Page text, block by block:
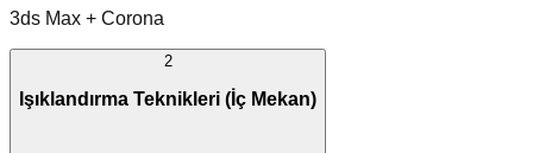
3ds Max + Corona
2
Işıklandırma Teknikleri (İç Mekan)